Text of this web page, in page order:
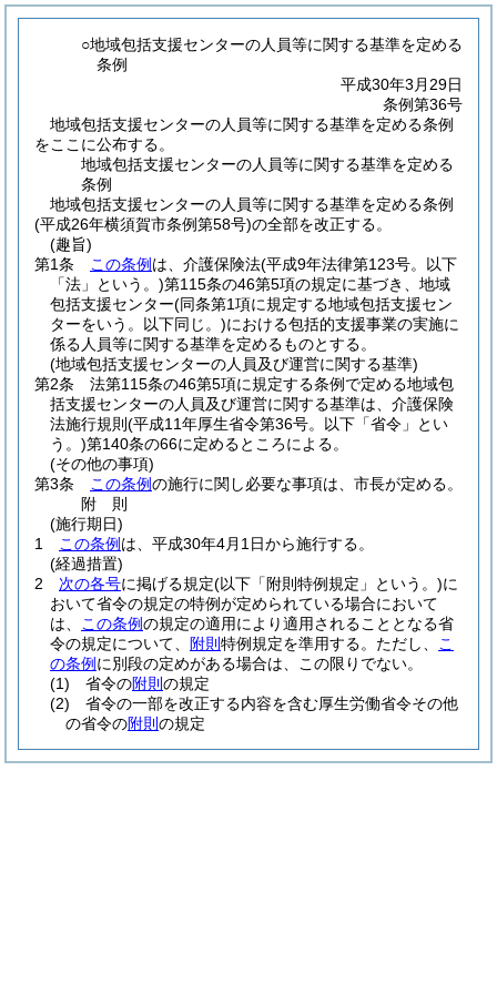
○地域包括支援センターの人員等に関する基準を定める
条例
平成30年3月29日
条例第36号
地域包括支援センターの人員等に関する基準を定める条例
をここに公布する。
地域包括支援センターの人員等に関する基準を定める
条例
地域包括支援センターの人員等に関する基準を定める条例
(平成26年横須賀市条例第58号)の全部を改正する。
(趣旨)
第1条
この条例 は、介護保険法(平成9年法律第123号。以下
「法」という。)第115条の46第5項の規定に基づき、地域
包括支援センター(同条第1項に規定する地域包括支援セン
ターをいう。以下同じ。)における包括的支援事業の実施に
係る人員等に関する基準を定めるものとする。
(地域包括支援センターの人員及び運営に関する基準)
第2条
法第115条の46第5項に規定する条例で定める地域包
括支援センターの人員及び運営に関する基準は、介護保険
法施行規則 (平成11年厚生省令第36号。以下「省令」とい
う。)第140条の66に定めるところによる。
(その他の事項)
第3条
この条例の施行に関し必要な事項は、市長が定める。
附 則
(施行期日)
1
この条例 は、平成30年4月1日から施行する。
(経過措置)
2
次の各号に掲げる規定(以下「附則特例規定」という。)に
おいて省令の規定の特例が定められている場合において
は、
この条例の規定の適用により適用されることとなる省
令の規定について、
附則 特例規定を準用する。 ただし、
こ
の条例 に別段の定めがある場合は、この限りでない。
(1)
省令の附則 の規定
(2)
省令の一部を改正する内容を含む厚生労働省令その他
の省令の附則 の規定